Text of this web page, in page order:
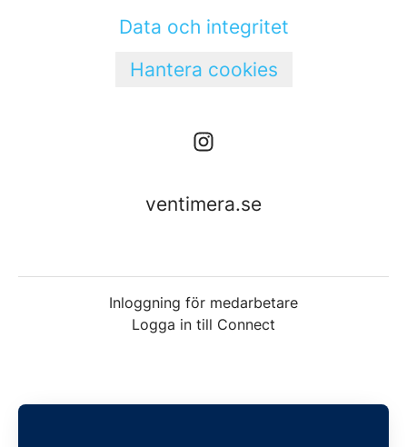
Data och integritet
Hantera cookies
ventimera.se
Inloggning för medarbetare
Logga in till Connect